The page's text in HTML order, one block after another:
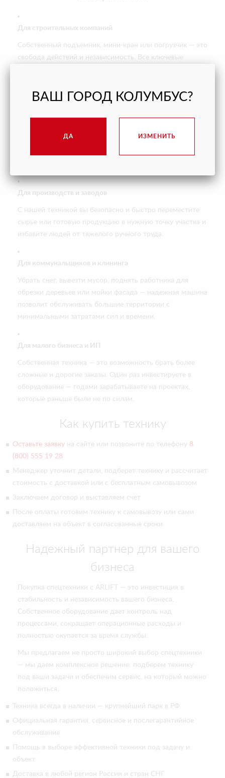
Для строительных компаний
Собственный подъемник, мини-кран или погрузчик — это
свобода действий и независимость. Все ключевые
убытки. Собственная техника позволяет оперативно
Для производств и заводов
С нашей техникой вы безопасно и быстро переместите
сырье или готовую продукцию в нужную точку участка и
избавите людей от тяжелого ручного труда.
Для коммунальщиков и клининга
Убрать снег, вывезти мусор, поднять работника для
обрезки деревьев или мойки фасада — надежная машина
позволит обслуживать большие территории с
минимальными затратами сил и времени.
Для малого бизнеса и ИП
Собственная техника — это возможность брать более
сложные и дорогие заказы. Один раз инвестируете в
оборудование — годами зарабатываете на проектах,
которые раньше были не по силам.
Как купить технику
Оставьте заявку на сайте или позвоните по телефону 8
(800) 555 19 28
Менеджер уточнит детали, подберет технику и рассчитает
стоимость с доставкой или с бесплатным самовывозом
Заключаем договор и выставляем счет
После оплаты готовим технику к самовывозу или сами
доставляем на объект в согласованные сроки
Надежный партнер для вашего
бизнеса
Покупка спецтехники с ARLIFT — это инвестиция в
стабильность и независимость вашего бизнеса.
Собственное оборудование дает контроль над
процессами, сокращает операционные расходы и
полностью окупается за время службы.
Мы предлагаем не просто широкий выбор спецтехники
— мы даем комплексное решение: подберем технику
под ваши задачи и обеспечим сервис, на который можно
положиться.
Техника всегда в наличии — крупнейший парк в РФ
Официальная гарантия, сервисное и послегарантийное
обслуживание
Помощь в выборе эффективной техники под задачу и
объект
Доставка в любой регион России и стран СНГ
ВАШ ГОРОД КОЛУМБУС?
ДА ИЗМЕНИТЬ